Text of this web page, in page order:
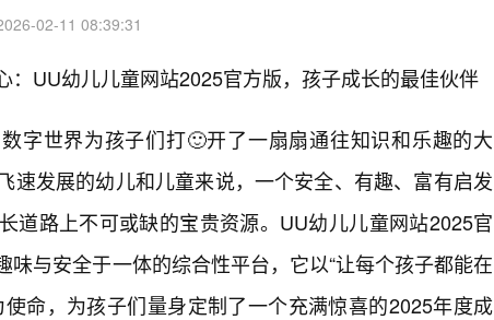
02-11 08:39:31
：UU幼儿儿童网站2025官方版，孩子成长的最佳伙伴
字世界为孩子们打🙂开了一扇扇通往知识和乐趣的大
速发展的幼儿和儿童来说，一个安全、有趣、富有启发
道路上不可或缺的宝贵资源。UU幼儿儿童网站2025官
味与安全于一体的综合性平台，它以“让每个孩子都能在
命，为孩子们量身定制了一个充满惊喜的2025年度成